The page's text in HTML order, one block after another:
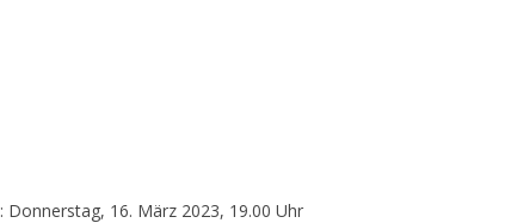
: Donnerstag, 16. März 2023, 19.00 Uhr